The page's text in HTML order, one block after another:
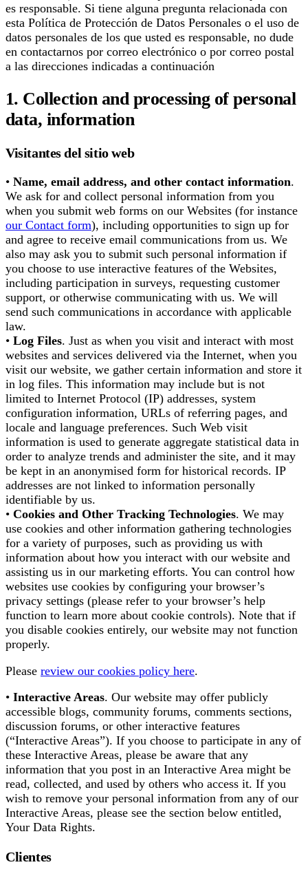
es responsable. Si tiene alguna pregunta relacionada con
esta Política de Protección de Datos Personales o el uso de
datos personales de los que usted es responsable, no dude
en contactarnos por correo electrónico o por correo postal
a las direcciones indicadas a continuación
1. Collection and processing of personal
data, information
Visitantes del sitio web
• Name, email address, and other contact information.
We ask for and collect personal information from you
when you submit web forms on our Websites (for instance
our Contact form), including opportunities to sign up for
and agree to receive email communications from us. We
also may ask you to submit such personal information if
you choose to use interactive features of the Websites,
including participation in surveys, requesting customer
support, or otherwise communicating with us. We will
send such communications in accordance with applicable
law.
• Log Files. Just as when you visit and interact with most
websites and services delivered via the Internet, when you
visit our website, we gather certain information and store it
in log files. This information may include but is not
limited to Internet Protocol (IP) addresses, system
configuration information, URLs of referring pages, and
locale and language preferences. Such Web visit
information is used to generate aggregate statistical data in
order to analyze trends and administer the site, and it may
be kept in an anonymised form for historical records. IP
addresses are not linked to information personally
identifiable by us.
• Cookies and Other Tracking Technologies. We may
use cookies and other information gathering technologies
for a variety of purposes, such as providing us with
information about how you interact with our website and
assisting us in our marketing efforts. You can control how
websites use cookies by configuring your browser’s
privacy settings (please refer to your browser’s help
function to learn more about cookie controls). Note that if
you disable cookies entirely, our website may not function
properly.
Please review our cookies policy here.
• Interactive Areas. Our website may offer publicly
accessible blogs, community forums, comments sections,
discussion forums, or other interactive features
(“Interactive Areas”). If you choose to participate in any of
these Interactive Areas, please be aware that any
information that you post in an Interactive Area might be
read, collected, and used by others who access it. If you
wish to remove your personal information from any of our
Interactive Areas, please see the section below entitled,
Your Data Rights.
Clientes